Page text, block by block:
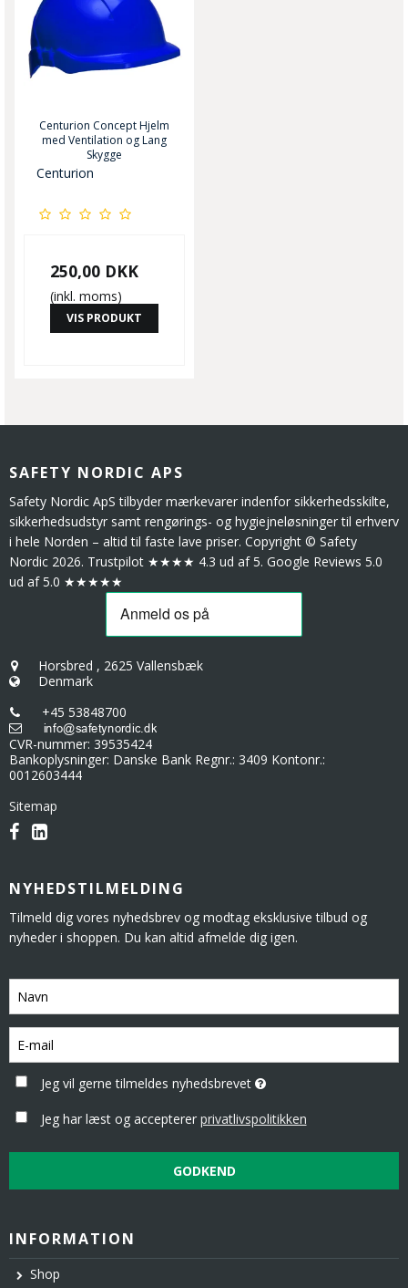
Centurion Concept Hjelm
med Ventilation og Lang
Skygge
Centurion
250,00 DKK
(inkl. moms)
VIS PRODUKT
SAFETY NORDIC APS
Safety Nordic ApS tilbyder mærkevarer indenfor sikkerhedsskilte,
sikkerhedsudstyr samt rengørings- og hygiejneløsninger til erhverv
i hele Norden – altid til faste lave priser. Copyright © Safety
Nordic 2026. Trustpilot ★★★★ 4.3 ud af 5. Google Reviews 5.0
ud af 5.0 ★★★★★
Horsbred , 2625 Vallensbæk
Denmark
+45 53848700
CVR-nummer: 39535424
Bankoplysninger: Danske Bank Regnr.: 3409 Kontonr.:
0012603444
Sitemap
NYHEDSTILMELDING
Tilmeld dig vores nyhedsbrev og modtag eksklusive tilbud og
nyheder i shoppen. Du kan altid afmelde dig igen.
Jeg vil gerne tilmeldes nyhedsbrevet
Jeg har læst og accepterer privatlivspolitikken
GODKEND
INFORMATION
Shop